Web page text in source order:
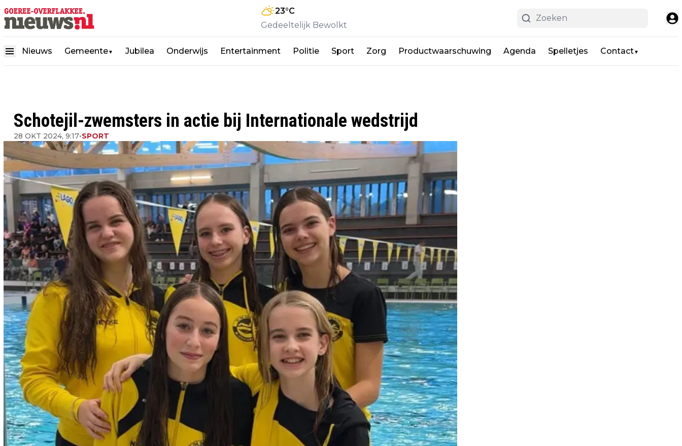
23°C
Gedeeltelijk Bewolkt
Nieuws Gemeente▼ Jubilea Onderwijs Entertainment Politie Sport Zorg Productwaarschuwing Agenda Spelletjes Contact▼
Schotejil-zwemsters in actie bij Internationale wedstrijd
28 OKT 2024, 9:17•SPORT